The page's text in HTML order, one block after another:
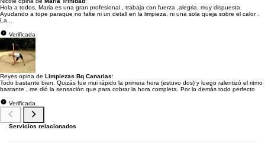
Hola a todos, Maria es una gran profesional , trabaja con fuerza ,alegria, muy dispuesta.
Ayudando a tope paraque no falte ni un detall en la limpieza, ni una sola queja sobre el calor .
La...
Verificada
Reyes opina de Limpiezas Bq Canarias:
Todo bastante bien. Quizás fue mui rápido la primera hora (estuvo dos) y luego ralentizó el ritmo
bastante , me dió la sensación que para cobrar la hora completa. Por lo demás todo perfecto
Verificada
Servicios relacionados